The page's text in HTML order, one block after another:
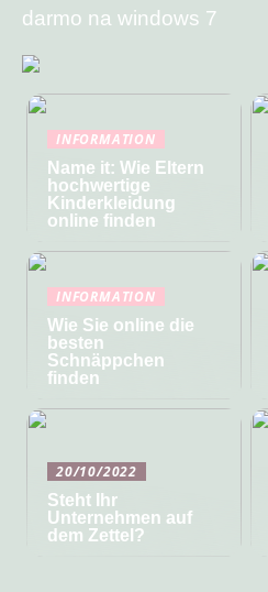
darmo na windows 7
INFORMATION
Name it: Wie Eltern
hochwertige
Kinderkleidung
online finden
INFORMATION
Wie Sie online die
besten
Schnäppchen
finden
20/10/2022
Steht Ihr
Unternehmen auf
dem Zettel?